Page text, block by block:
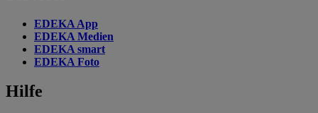
EDEKA App
EDEKA Medien
EDEKA smart
EDEKA Foto
Hilfe